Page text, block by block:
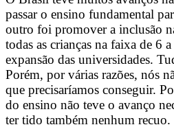
passar o ensino fundamental
outro foi promover a inclusão
todas as crianças na faixa de 6
expansão das universidades.
Porém, por várias razões, nós
que precisaríamos conseguir.
do ensino não teve o avanço
ter tido também nenhum recuo.